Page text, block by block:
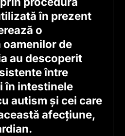
în prezent
o
oamenilor de
au descoperit
între
în intestinele
autism şi cei care
afecţiune,